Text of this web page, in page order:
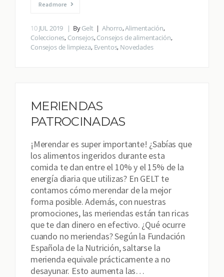
Read more
10 JUL 2019 ByGelt Ahorro,Alimentación,
Colecciones, Consejos,Consejos de alimentación,
Consejos de limpieza, Eventos, Novedades
MERIENDAS
PATROCINADAS
¡Merendar es super importante! ¿Sabías que
los alimentos ingeridos durante esta
comida te dan entre el 10% y el 15% de la
energía diaria que utilizas? En GELT te
contamos cómo merendar de la mejor
forma posible. Además, con nuestras
promociones, las meriendas están tan ricas
que te dan dinero en efectivo. ¿Qué ocurre
cuando no meriendas? Según la Fundación
Española de la Nutrición, saltarse la
merienda equivale prácticamente a no
desayunar. Esto aumenta las…